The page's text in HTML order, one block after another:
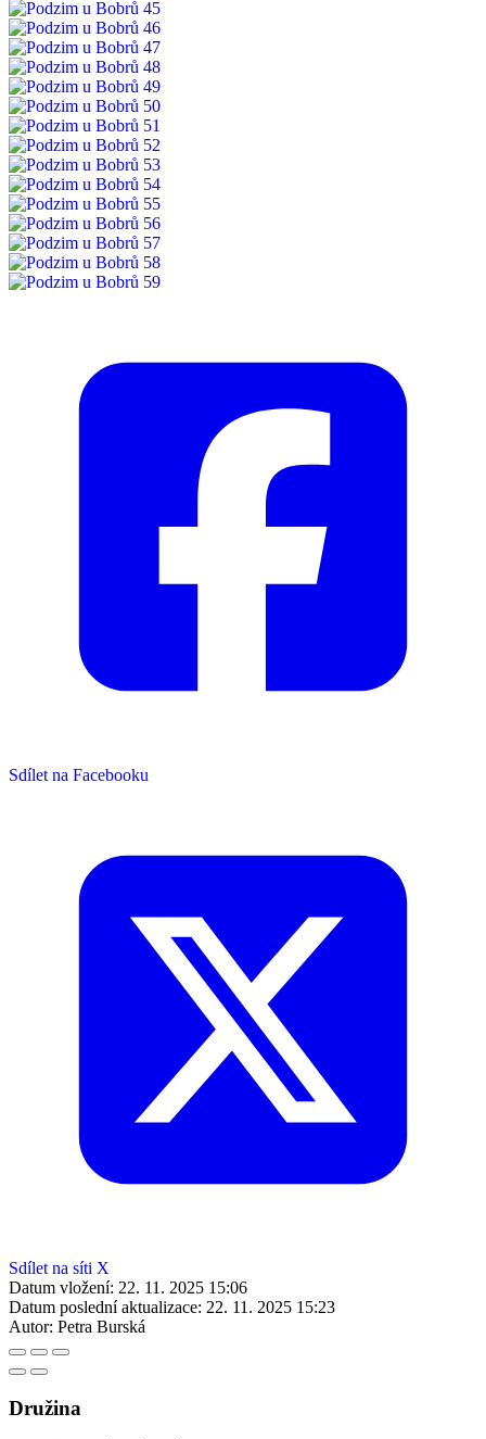
Sdílet na Facebooku
Sdílet na síti X
Datum vložení: 22. 11. 2025 15:06
Datum poslední aktualizace: 22. 11. 2025 15:23
Autor: Petra Burská
Družina